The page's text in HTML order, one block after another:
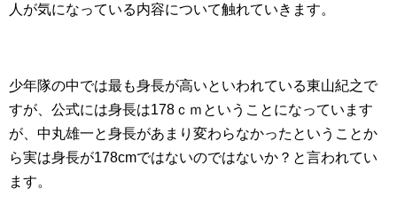
人が気になっている内容について触れていきます。
少年隊の中では最も身長が高いといわれている東山紀之で
すが、公式には身長は178ｃｍということになっています
が、中丸雄一と身長があまり変わらなかったということか
ら実は身長が178cmではないのではないか？と言われてい
ます。